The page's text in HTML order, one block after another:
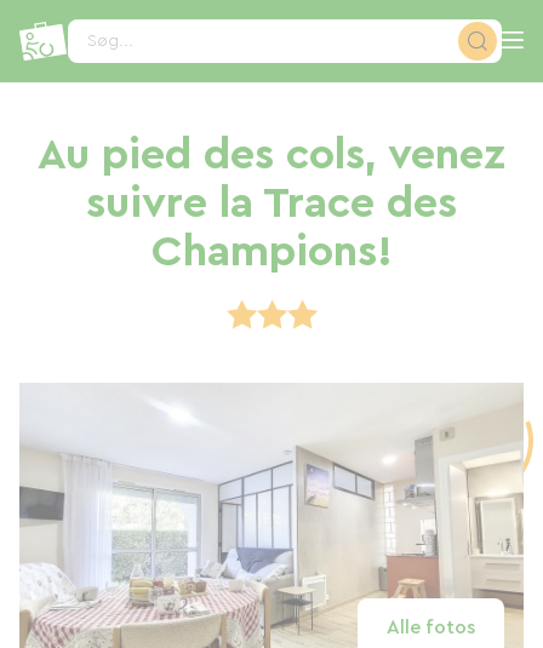
Søg...
Au pied des cols, venez
suivre la Trace des
Champions!
Alle fotos
CCookie-styringspanel